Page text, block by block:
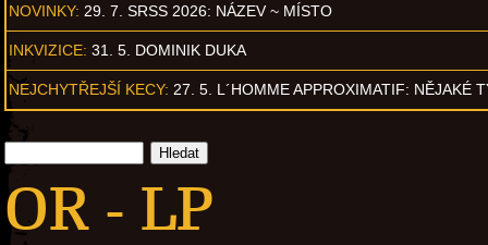
NOVINKY: 29. 7. SRSS 2026: NÁZEV ~ MÍSTO
INKVIZICE: 31. 5. DOMINIK DUKA
NEJCHYTŘEJŠÍ KECY: 27. 5. L´HOMME APPROXIMATIF: NĚJAKÉ
OR - LP